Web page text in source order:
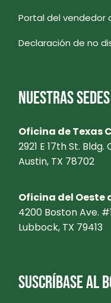
Portal del vendedor
Declaración de no
NUESTRAS SEDES
Oficina de Texas
2921 E 17th St. Bldg.
Austin, TX 78702
Oficina del Oeste
4200 Boston Ave.
Lubbock, TX 79413
SUSCRÍBASE AL